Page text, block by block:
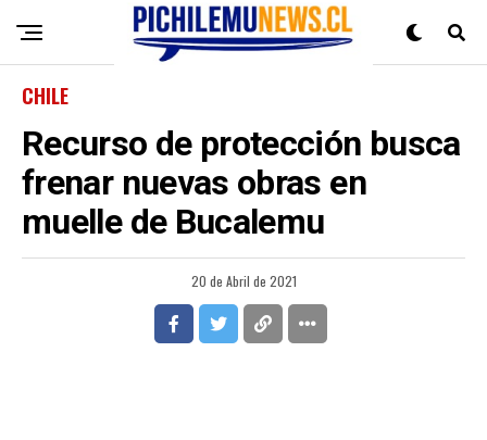
CHILE
Recurso de protección busca
frenar nuevas obras en
muelle de Bucalemu
20 de Abril de 2021